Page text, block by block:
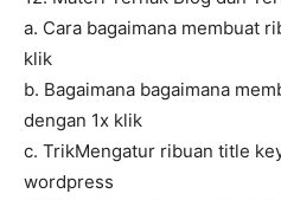
a. Cara bagaimana membuat
klik
b. Bagaimana bagaimana
dengan 1x klik
c. TrikMengatur ribuan title
wordpress